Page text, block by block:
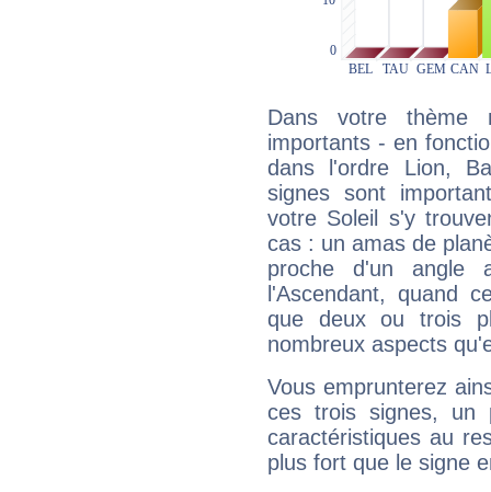
Dans votre thème
importants - en
dans l'ordre Lion,
signes sont
votre Soleil s'y
cas : un amas de
proche d'un
l'Ascendant, quand
que deux ou trois
nombreux aspects
Vous emprunterez
ces trois signes, un
caractéristiques au
plus fort que le signe